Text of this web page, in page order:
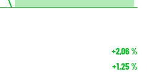
+2,06%
+1,25%